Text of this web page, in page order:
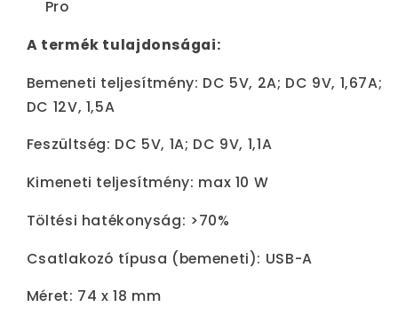
Pro
A termék tulajdonságai:
Bemeneti teljesítmény: DC 5V, 2A; DC 9V, 1,67A;
DC 12V, 1,5A
Feszültség: DC 5V, 1A; DC 9V, 1,1A
Kimeneti teljesítmény: max 10 W
Töltési hatékonyság: >70%
Csatlakozó típusa (bemeneti): USB-A
Méret: 74 x 18 mm